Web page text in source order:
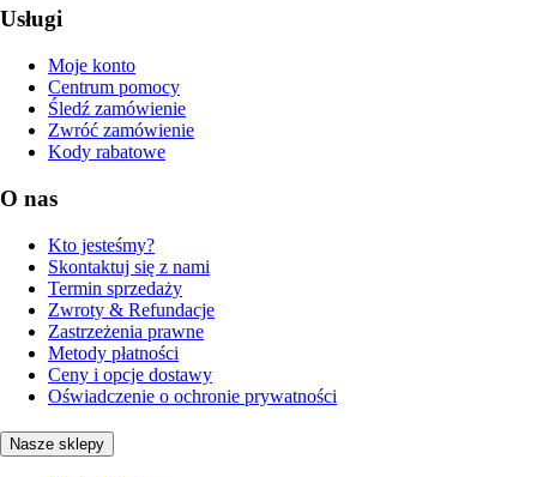
Usługi
Moje konto
Centrum pomocy
Śledź zamówienie
Zwróć zamówienie
Kody rabatowe
O nas
Kto jesteśmy?
Skontaktuj się z nami
Termin sprzedaży
Zwroty & Refundacje
Zastrzeżenia prawne
Metody płatności
Ceny i opcje dostawy
Oświadczenie o ochronie prywatności
Nasze sklepy